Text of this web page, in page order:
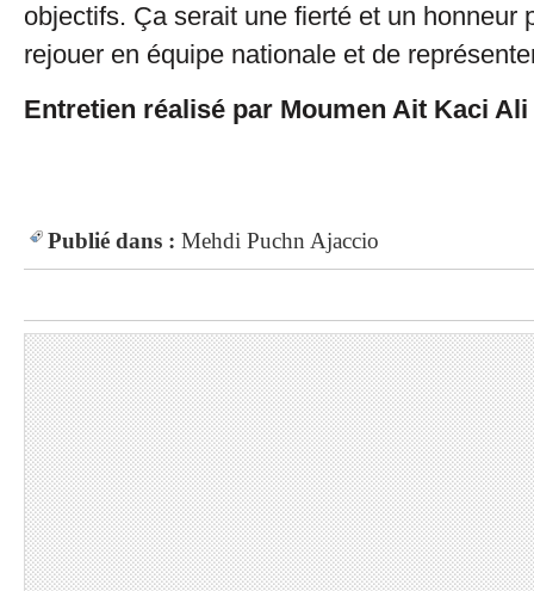
objectifs. Ça serait une fierté et un honneur
rejouer en équipe nationale et de
Entretien réalisé par Moumen Ait Kaci Ali
Publié dans : Mehdi Puchn Ajaccio